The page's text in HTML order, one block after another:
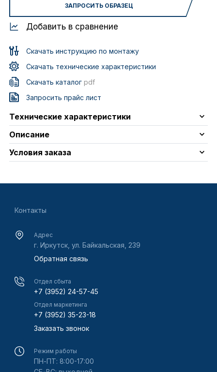
ЗАПРОСИТЬ ОБРАЗЕЦ
Добавить в сравнение
Скачать инструкцию по монтажу
Скачать технические характеристики
Скачать каталогpdf
Запросить прайс лист
Технические характеристики
Описание
Условия заказа
Контакты
Адрес
г. Иркутск, ул. Байкальская, 239
Обратная связь
Отдел сбыта
+7 (3952) 24-57-45
Отдел маркетинга
+7 (3952) 35-23-18
Заказать звонок
Режим работы
ПН-ПТ: 8:00-17:00